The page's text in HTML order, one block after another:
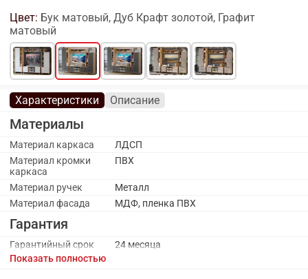
Цвет: Бук матовый, Дуб Крафт золотой, Графит
матовый
Характеристики Описание
Материалы
Материал каркаса
ЛДСП
Материал кромки
каркаса
ПВХ
Материал ручек
Металл
Материал фасада
МДФ, пленка ПВХ
Гарантия
Гарантийный срок
24 месяца
Производство
Показать полностью